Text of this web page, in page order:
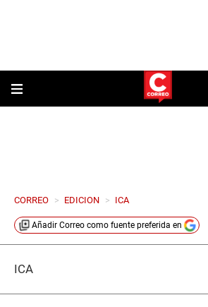
CORREO > EDICION > ICA
Añadir Correo como fuente preferida en
ICA